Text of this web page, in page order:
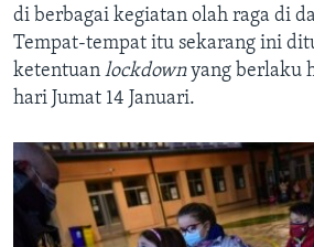
di berbagai kegiatan olah raga di
Tempat-tempat itu sekarang ini
ketentuan lockdownyang berlaku
hari Jumat 14 Januari.